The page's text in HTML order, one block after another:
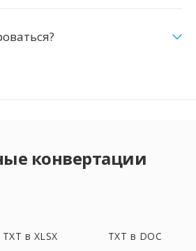
конвертации
TXT в XLSX TXT в DOC